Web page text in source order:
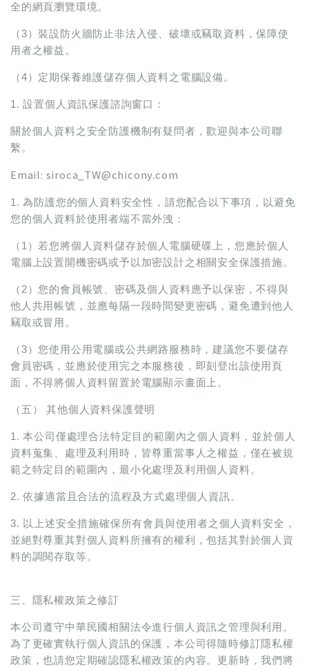
全的網頁瀏覽環境。
（3）裝設防火牆防止非法入侵、破壞或竊取資料，保障使
用者之權益。
（4）定期保養維護儲存個人資料之電腦設備。
1. 設置個人資訊保護諮詢窗口：
關於個人資料之安全防護機制有疑問者，歡迎與本公司聯
繫。
Email: siroca_TW@chicony.com
1. 為防護您的個人資料安全性，請您配合以下事項，以避免
您的個人資料於使用者端不當外洩：
（1）若您將個人資料儲存於個人電腦硬碟上，您應於個人
電腦上設置開機密碼或予以加密設計之相關安全保護措施。
（2）您的會員帳號、密碼及個人資料應予以保密，不得與
他人共用帳號，並應每隔一段時間變更密碼，避免遭到他人
竊取或冒用。
（3）您使用公用電腦或公共網路服務時，建議您不要儲存
會員密碼，並應於使用完之本服務後，即刻登出該使用頁
面，不得將個人資料留置於電腦顯示畫面上。
（五） 其他個人資料保護聲明
1. 本公司僅處理合法特定目的範圍內之個人資料，並於個人
資料蒐集、處理及利用時，皆尊重當事人之權益，僅在被規
範之特定目的範圍內，最小化處理及利用個人資料。
2. 依據適當且合法的流程及方式處理個人資訊。
3. 以上述安全措施確保所有會員與使用者之個人資料安全，
並絕對尊重其對個人資料所擁有的權利，包括其對於個人資
料的調閱存取等。
三、隱私權政策之修訂
本公司遵守中華民國相關法令進行個人資訊之管理與利用。
為了更確實執行個人資訊的保護，本公司得隨時修訂隱私權
政策，也請您定期確認隱私權政策的內容。更新時，我們將